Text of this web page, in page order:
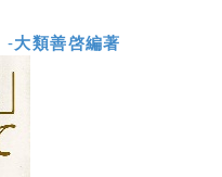
-大類善啓編著